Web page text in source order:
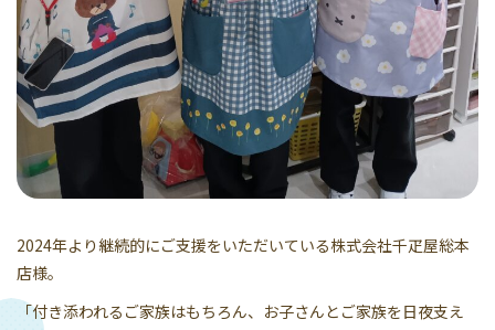
2024年より継続的にご支援をいただいている株式会社千疋屋総本
店様。
「付き添われるご家族はもちろん、お子さんとご家族を日夜支え